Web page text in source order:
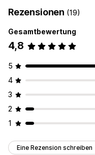
Rezensionen (19)
Gesamtbewertung
4,8
5
4
3
2
1
Eine Rezension schreiben